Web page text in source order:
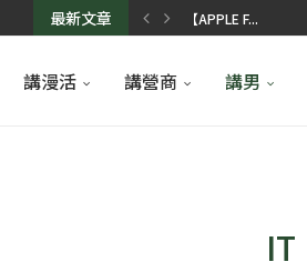
最新文章
【APPLE F...
講漫活 講營商 講男
IT